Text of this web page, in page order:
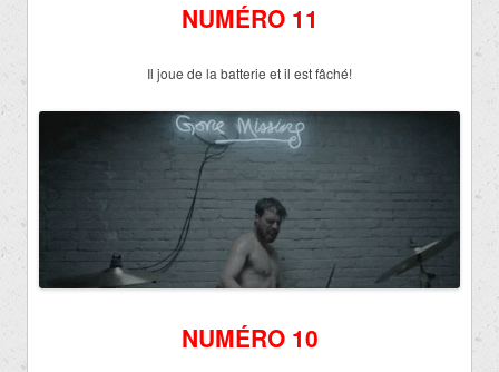
NUMÉRO 11
Il joue de la batterie et il est fâché!
NUMÉRO 10